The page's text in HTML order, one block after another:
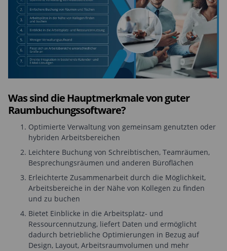
Was sind die Hauptmerkmale von guter
Raumbuchungssoftware?
Optimierte Verwaltung von gemeinsam genutzten oder
hybriden Arbeitsbereichen
Leichtere Buchung von Schreibtischen, Teamräumen,
Besprechungsräumen und anderen Büroflächen
Erleichterte Zusammenarbeit durch die Möglichkeit,
Arbeitsbereiche in der Nähe von Kollegen zu finden
und zu buchen
Bietet Einblicke in die Arbeitsplatz- und
Ressourcennutzung, liefert Daten und ermöglicht
dadurch betriebliche Optimierungen in Bezug auf
Design, Layout, Arbeitsraumvolumen und mehr